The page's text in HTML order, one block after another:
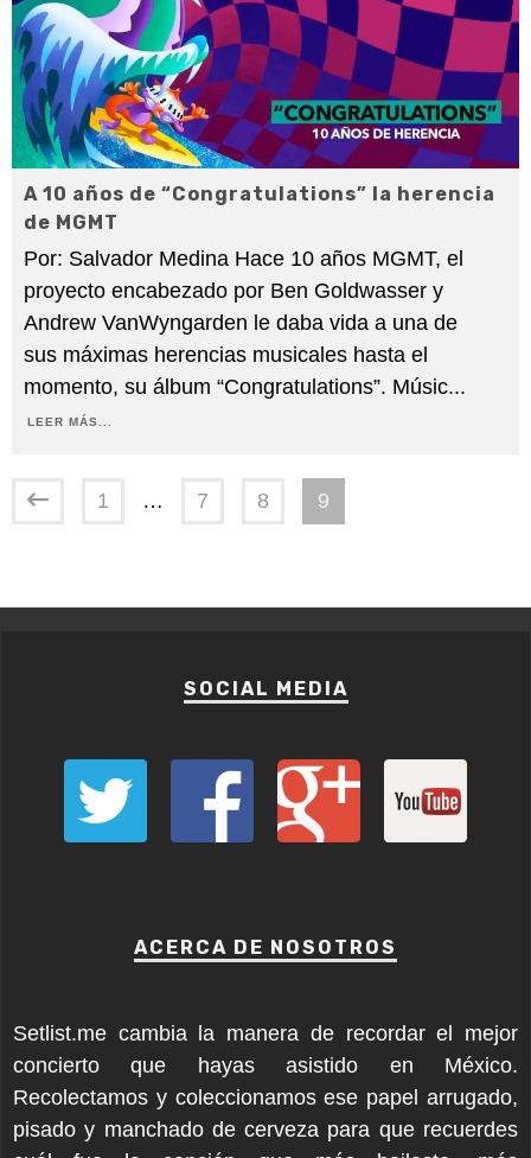
A 10 años de “Congratulations” la herencia
de MGMT
Por: Salvador Medina Hace 10 años MGMT, el
proyecto encabezado por Ben Goldwasser y
Andrew VanWyngarden le daba vida a una de
sus máximas herencias musicales hasta el
momento, su álbum “Congratulations”. Músic...
LEER MÁS...
1 … 7 8 9
SOCIAL MEDIA
ACERCA DE NOSOTROS
Setlist.me cambia la manera de recordar el mejor
concierto que hayas asistido en México.
Recolectamos y coleccionamos ese papel arrugado,
pisado y manchado de cerveza para que recuerdes